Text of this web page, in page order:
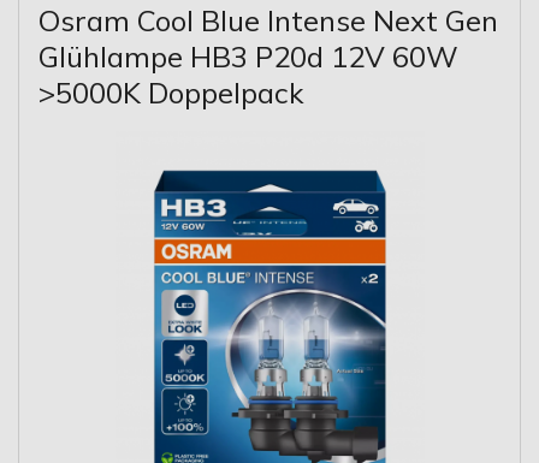
Osram Cool Blue Intense Next Gen
Glühlampe HB3 P20d 12V 60W
>5000K Doppelpack